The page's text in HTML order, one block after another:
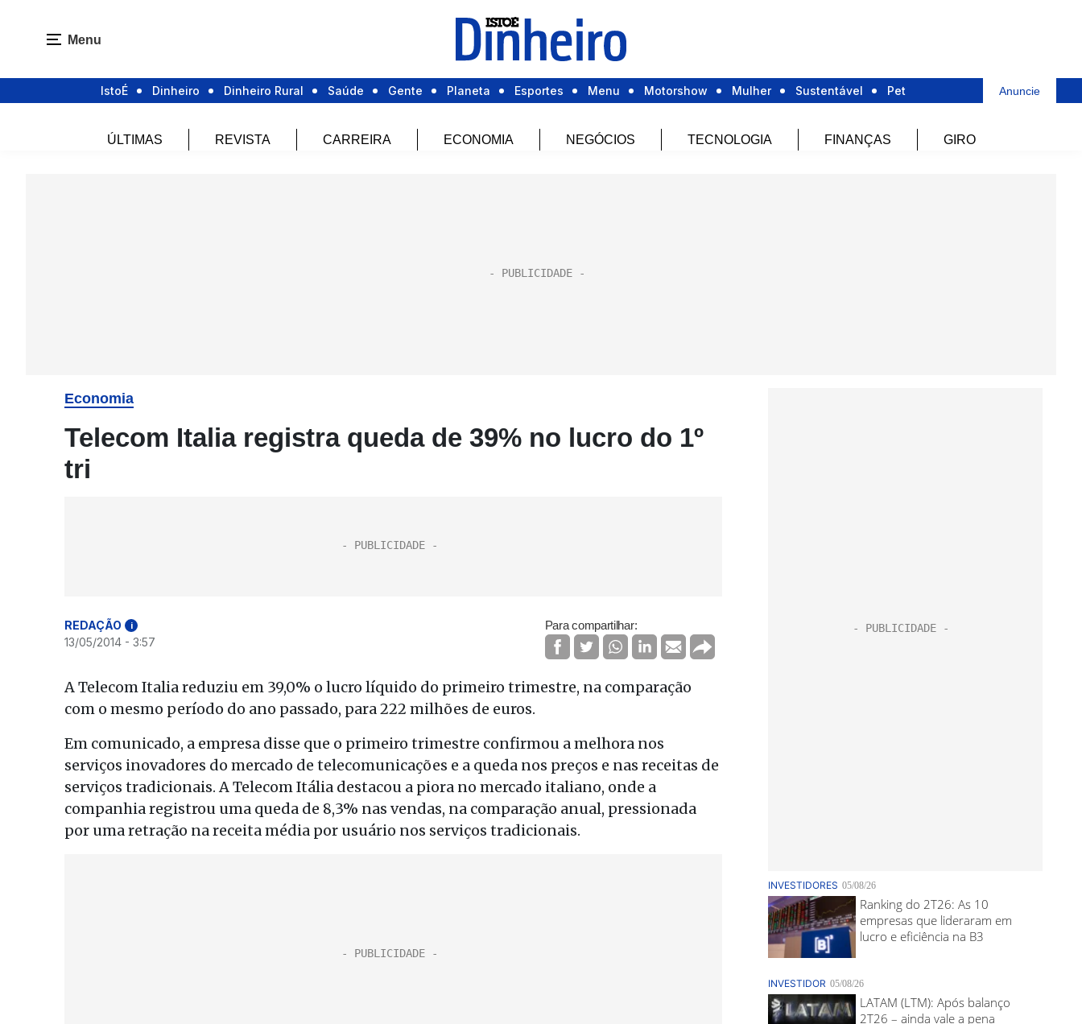
Menu
IstoÉ Dinheiro Dinheiro Rural Saúde Gente Planeta Esportes Menu Motorshow Mulher Sustentável Pet Anuncie
ÚLTIMAS REVISTA CARREIRA ECONOMIA NEGÓCIOS TECNOLOGIA FINANÇAS GIRO
Economia
Telecom Italia registra queda de 39% no lucro do 1º
tri
REDAÇÃO i
13/05/2014 - 3:57
Para compartilhar:
A Telecom Italia reduziu em 39,0% o lucro líquido do primeiro trimestre, na comparação
com o mesmo período do ano passado, para 222 milhões de euros.
Em comunicado, a empresa disse que o primeiro trimestre confirmou a melhora nos
serviços inovadores do mercado de telecomunicações e a queda nos preços e nas receitas de
serviços tradicionais. A Telecom Itália destacou a piora no mercado italiano, onde a
companhia registrou uma queda de 8,3% nas vendas, na comparação anual, pressionada
por uma retração na receita média por usuário nos serviços tradicionais.